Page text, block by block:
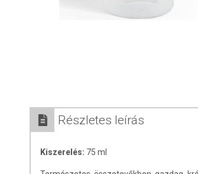
Részletes leírás
Kiszerelés: 75 ml